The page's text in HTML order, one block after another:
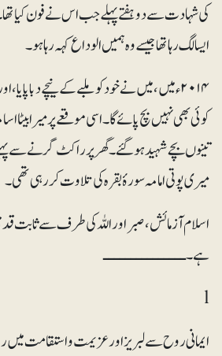
کی شہادت سے دو ہفتے پہلے جب اس نے فون
ایسا لگ رہا تھا جیسے وہ ہمیں الوداع کہہ رہا ہو۔
۲۰۱۴ء میں، میں نے خود کو ملبے کے نیچے دبا
کوئی بھی نہیں بچ پائے گا۔ اسی موقعے پر میرا بیٹا
تینوں بچے شہید ہوگئے۔ گھر پر راکٹ گرنے سے
میری پوتی امامہ سورۂ بقرہ کی تلاوت کر رہی تھی۔
اسلام آزمائش، صبر اور اللہ کی طرف سے ثابت
ہے۔ ـــــــــــــــ
l
ایمانی روح سے لبریز اور عزیمت و استقامت